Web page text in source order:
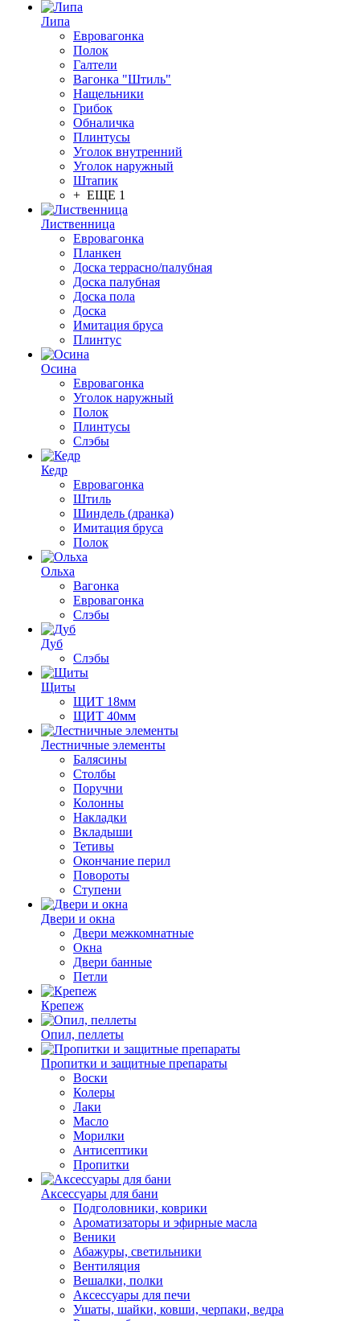
Липа
Евровагонка
Полок
Галтели
Вагонка "Штиль"
Нащельники
Грибок
Обналичка
Плинтусы
Уголок внутренний
Уголок наружный
Штапик
+ ЕЩЕ 1
Лиственница
Евровагонка
Планкен
Доска террасно/палубная
Доска палубная
Доска пола
Доска
Имитация бруса
Плинтус
Осина
Евровагонка
Уголок наружный
Полок
Плинтусы
Слэбы
Кедр
Евровагонка
Штиль
Шиндель (дранка)
Имитация бруса
Полок
Ольха
Вагонка
Евровагонка
Слэбы
Дуб
Слэбы
Щиты
ЩИТ 18мм
ЩИТ 40мм
Лестничные элементы
Балясины
Столбы
Поручни
Колонны
Накладки
Вкладыши
Тетивы
Окончание перил
Повороты
Ступени
Двери и окна
Двери межкомнатные
Окна
Двери банные
Петли
Крепеж
Опил, пеллеты
Пропитки и защитные препараты
Воски
Колеры
Лаки
Масло
Морилки
Антисептики
Пропитки
Аксессуары для бани
Подголовники, коврики
Ароматизаторы и эфирные масла
Веники
Абажуры, светильники
Вентиляция
Вешалки, полки
Аксессуары для печи
Ушаты, шайки, ковши, черпаки, ведра